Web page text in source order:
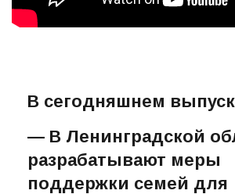
В сегодняшнем
— В Ленинградской
разрабатывают меры
поддержки семей для